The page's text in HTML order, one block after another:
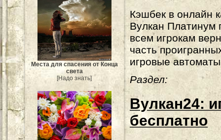
Места для спасения от Конца
света
[Надо знать]
Кэшбек в онлайн
Вулкан Платинум
всем игрокам
часть
игровые
Раздел:
Вулкан24:
бесплатно